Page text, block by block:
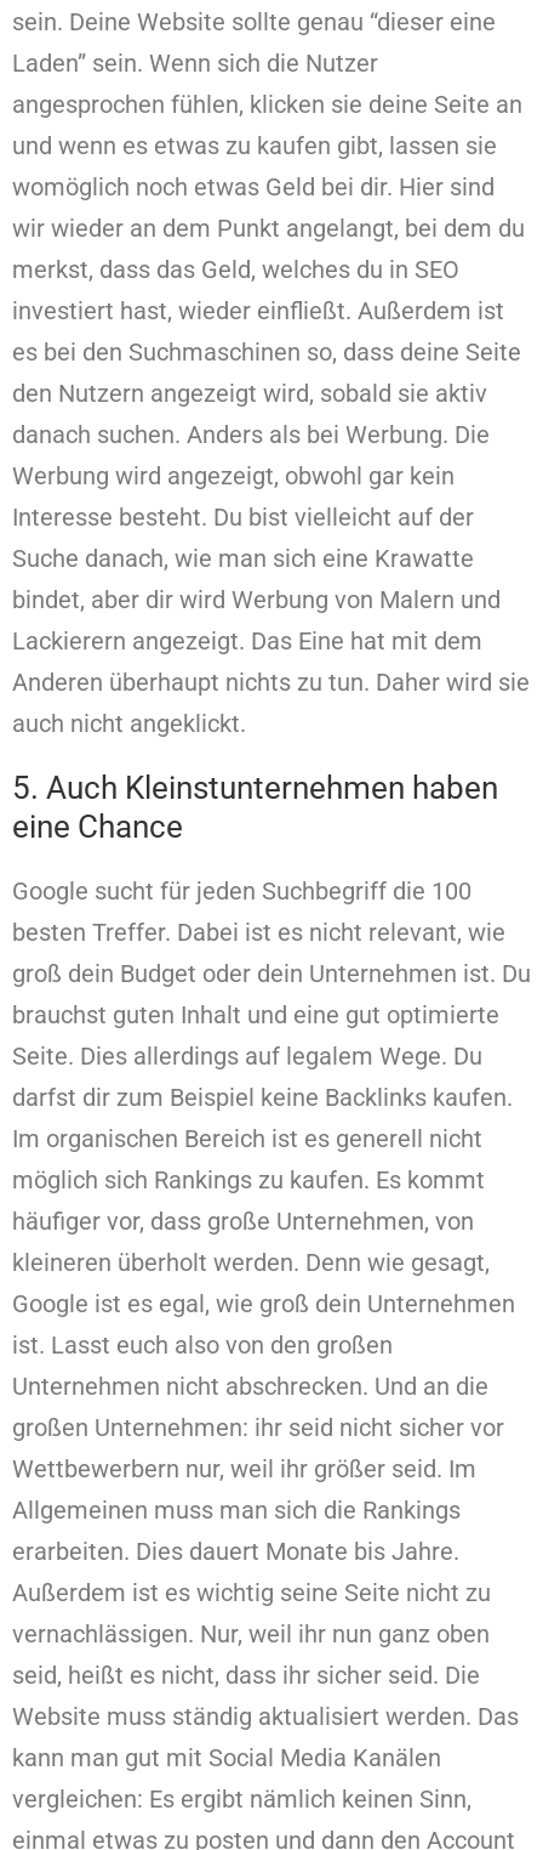
sein. Deine Website sollte genau “dieser eine
Laden” sein. Wenn sich die Nutzer
angesprochen fühlen, klicken sie deine Seite an
und wenn es etwas zu kaufen gibt, lassen sie
womöglich noch etwas Geld bei dir. Hier sind
wir wieder an dem Punkt angelangt, bei dem du
merkst, dass das Geld, welches du in SEO
investiert hast, wieder einfließt. Außerdem ist
es bei den Suchmaschinen so, dass deine Seite
den Nutzern angezeigt wird, sobald sie aktiv
danach suchen. Anders als bei Werbung. Die
Werbung wird angezeigt, obwohl gar kein
Interesse besteht. Du bist vielleicht auf der
Suche danach, wie man sich eine Krawatte
bindet, aber dir wird Werbung von Malern und
Lackierern angezeigt. Das Eine hat mit dem
Anderen überhaupt nichts zu tun. Daher wird sie
auch nicht angeklickt.
5. Auch Kleinstunternehmen haben
eine Chance
Google sucht für jeden Suchbegriff die 100
besten Treffer. Dabei ist es nicht relevant, wie
groß dein Budget oder dein Unternehmen ist. Du
brauchst guten Inhalt und eine gut optimierte
Seite. Dies allerdings auf legalem Wege. Du
darfst dir zum Beispiel keine Backlinks kaufen.
Im organischen Bereich ist es generell nicht
möglich sich Rankings zu kaufen. Es kommt
häufiger vor, dass große Unternehmen, von
kleineren überholt werden. Denn wie gesagt,
Google ist es egal, wie groß dein Unternehmen
ist. Lasst euch also von den großen
Unternehmen nicht abschrecken. Und an die
großen Unternehmen: ihr seid nicht sicher vor
Wettbewerbern nur, weil ihr größer seid. Im
Allgemeinen muss man sich die Rankings
erarbeiten. Dies dauert Monate bis Jahre.
Außerdem ist es wichtig seine Seite nicht zu
vernachlässigen. Nur, weil ihr nun ganz oben
seid, heißt es nicht, dass ihr sicher seid. Die
Website muss ständig aktualisiert werden. Das
kann man gut mit Social Media Kanälen
vergleichen: Es ergibt nämlich keinen Sinn,
einmal etwas zu posten und dann den Account